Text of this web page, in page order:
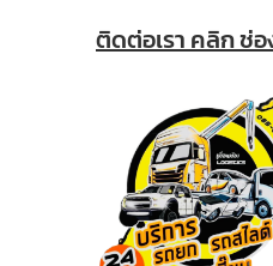
ติดต่อเรา คลิก ช่